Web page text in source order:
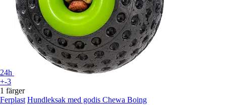
24h
+-3
1 färger
Ferplast Hundleksak med godis Chewa Boing